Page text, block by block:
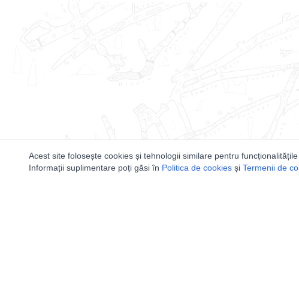
Acest site folosește cookies și tehnologii similare pentru
Informații suplimentare poți găsi în Politica de cookies și Termenii de